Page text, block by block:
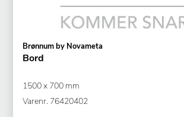
Brønnum by Novameta
Bord
1500 x 700 mm
Varenr. 76420402